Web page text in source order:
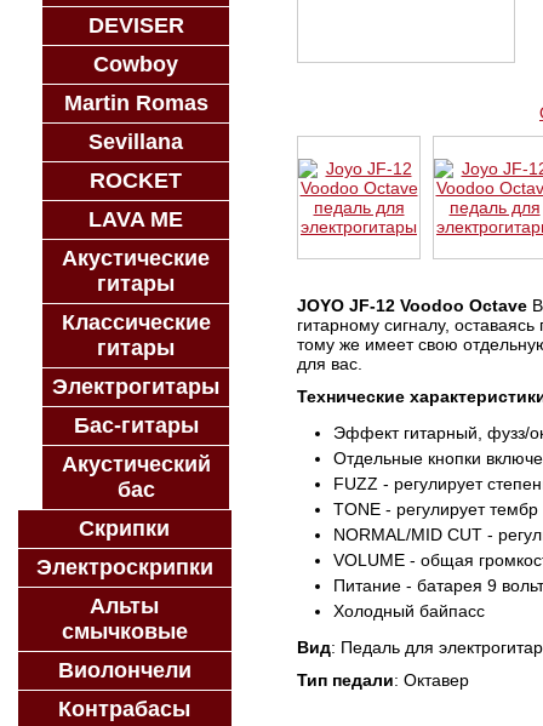
JOYO JF-12 Voodoo Octave
гитарному сигналу,
тому же имеет свою
для вас.
Технические
Эффект гитарный, фузз/
Отдельные кнопки
FUZZ - регулирует
TONE - регулирует
NORMAL/MID CUT -
VOLUME - общая
Питание - батарея 9
Холодный байпасс
Вид: Педаль для
Тип педали: Октавер
DEVISER
Cowboy
Martin Romas
Sevillana
ROCKET
LAVA ME
Акустические
гитары
Классические
гитары
Электрогитары
Бас-гитары
Акустический
бас
Скрипки
Электроскрипки
Альты
смычковые
Виолончели
Контрабасы